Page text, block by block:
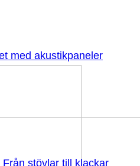
med akustikpaneler
stövlar till klackar